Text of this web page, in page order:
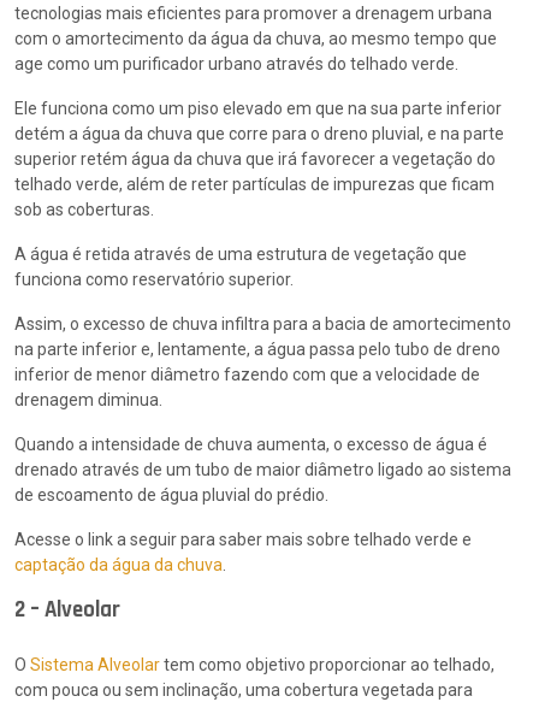
tecnologias mais eficientes para promover a drenagem urbana
com o amortecimento da água da chuva, ao mesmo tempo que
age como um purificador urbano através do telhado verde.
Ele funciona como um piso elevado em que na sua parte inferior
detém a água da chuva que corre para o dreno pluvial, e na parte
superior retém água da chuva que irá favorecer a vegetação do
telhado verde, além de reter partículas de impurezas que ficam
sob as coberturas.
A água é retida através de uma estrutura de vegetação que
funciona como reservatório superior.
Assim, o excesso de chuva infiltra para a bacia de amortecimento
na parte inferior e, lentamente, a água passa pelo tubo de dreno
inferior de menor diâmetro fazendo com que a velocidade de
drenagem diminua.
Quando a intensidade de chuva aumenta, o excesso de água é
drenado através de um tubo de maior diâmetro ligado ao sistema
de escoamento de água pluvial do prédio.
Acesse o link a seguir para saber mais sobre telhado verde e
captação da água da chuva.
2 – Alveolar
O Sistema Alveolartem como objetivo proporcionar ao telhado,
com pouca ou sem inclinação, uma cobertura vegetada para